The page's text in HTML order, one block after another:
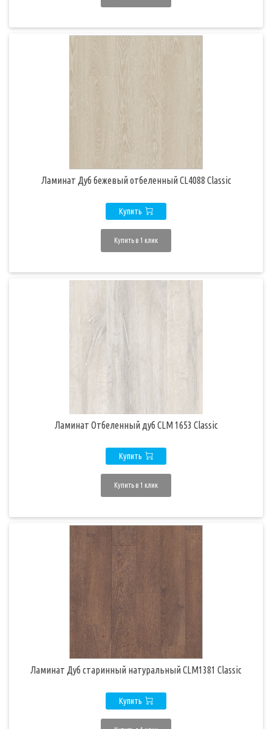
Ламинат Дуб бежевый отбеленный CL4088 Classic
Купить
Купить в 1 клик
Ламинат Отбеленный дуб CLM 1653 Classic
Купить
Купить в 1 клик
Ламинат Дуб старинный натуральный CLM1381 Classic
Купить